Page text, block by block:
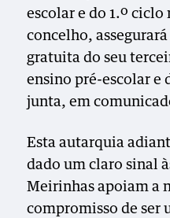
escolar e do 1.º ciclo
concelho,
gratuita do seu
ensino pré-escolar e
junta, em
Esta autarquia
dado um claro sinal
Meirinhas apoiam a
compromisso de ser